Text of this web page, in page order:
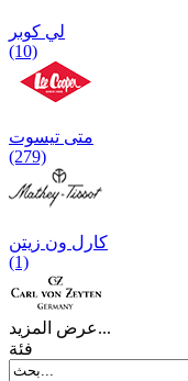
لي كوبر
(10)
متی تیسوت
(279)
کارل ون زیتن
(1)
عرض المزيد...
فئة